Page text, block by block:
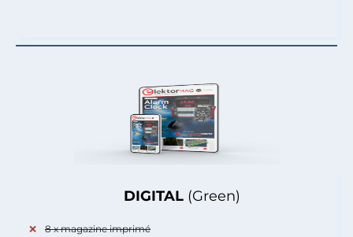
DIGITAL (Green)
8 x magazine imprimé